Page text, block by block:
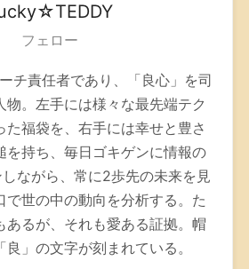
フェロー
チ責任者であり、「良心」を司
物。左手には様々な最先端テク
た福袋を、右手には幸せと豊さ
を持ち、毎日ゴキゲンに情報の
ながら、常に2歩先の未来を見
で世の中の動向を分析する。た
あるが、それも愛ある証拠。帽
」の文字が刻まれている。